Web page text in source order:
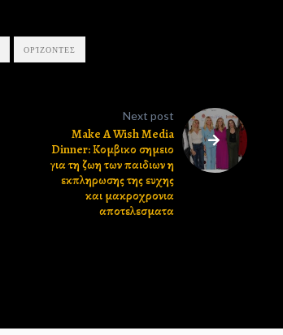
ΟΡΊΖΟΝΤΕΣ
Next post
Make A Wish Media
Dinner: Κομβικο σημειο
για τη ζωη των παιδιων η
εκπληρωσης της ευχης
και μακροχρονια
αποτελεσματα